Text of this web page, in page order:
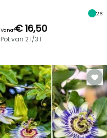
26
Vanaf€ 16,50
Pot van 2 l/3 l